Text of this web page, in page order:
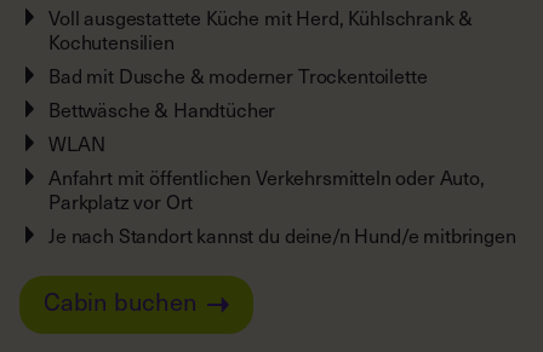
Voll ausgestattete Küche mit Herd, Kühlschrank &
Kochutensilien
Bad mit Dusche & moderner Trockentoilette
Bettwäsche & Handtücher
WLAN
Anfahrt mit öffentlichen Verkehrsmitteln oder Auto,
Parkplatz vor Ort
Je nach Standort kannst du deine/n Hund/e mitbringen
Cabin buchen